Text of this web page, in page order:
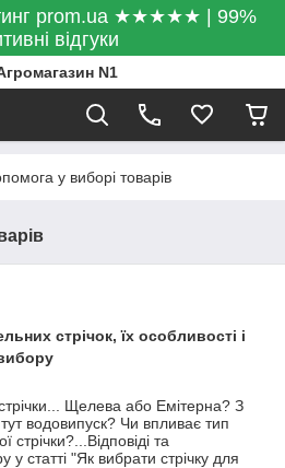
prom.ua ★★★★★ | 99%
відгуки
N1
у виборі товарів
стрічок, їх особливості і
Щелева або Емітерна? З
водовипуск? Чи впливає тип
стрічки?...Відповіді та
статті "Як вибрати стрічку для